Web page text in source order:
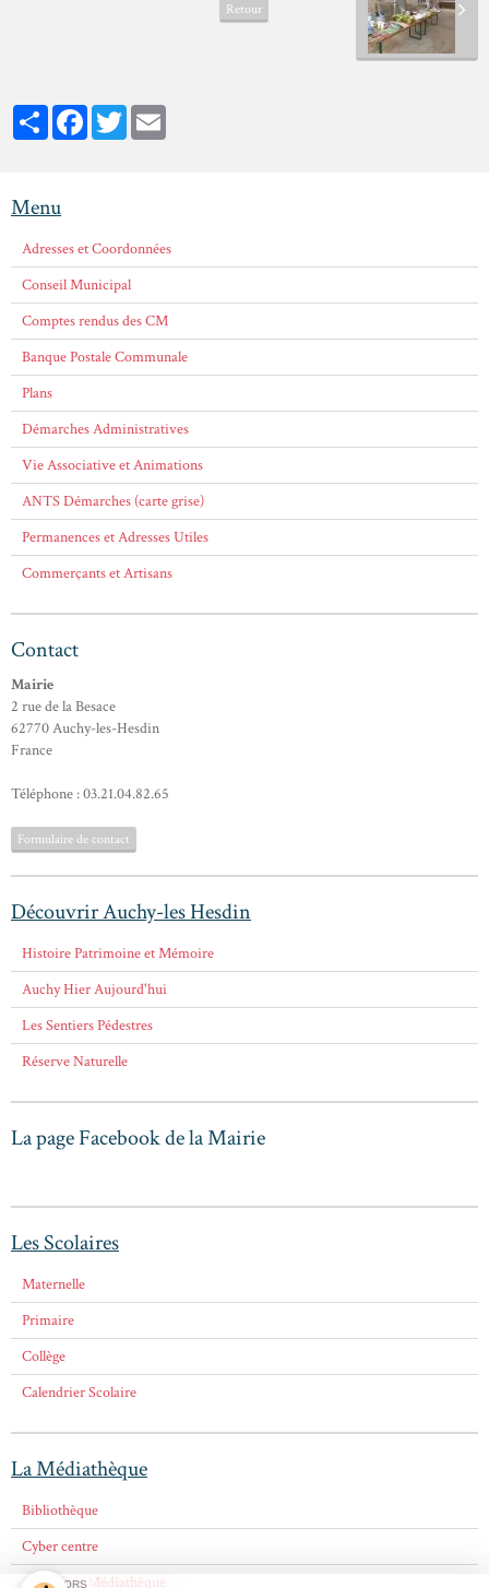
Retour
PartagerFacebookTwitter
Menu
Adresses et Coordonnées
Conseil Municipal
Comptes rendus des CM
Banque Postale Communale
Plans
Démarches Administratives
Vie Associative et Animations
ANTS Démarches (carte grise)
Permanences et Adresses Utiles
Commerçants et Artisans
Contact
Mairie
2 rue de la Besace
62770 Auchy-les-Hesdin
France
Téléphone : 03.21.04.82.65
Formulaire de contact
Découvrir Auchy-les Hesdin
Histoire Patrimoine et Mémoire
Auchy Hier Aujourd'hui
Les Sentiers Pédestres
Réserve Naturelle
La page Facebook de la Mairie
Les Scolaires
Maternelle
Primaire
Collège
Calendrier Scolaire
La Médiathèque
Bibliothèque
Cyber centre
Amis de la Médiathèque
SPONSORS